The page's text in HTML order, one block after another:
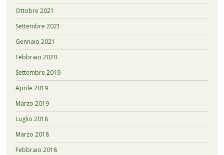
Ottobre 2021
Settembre 2021
Gennaio 2021
Febbraio 2020
Settembre 2019
Aprile 2019
Marzo 2019
Luglio 2018
Marzo 2018
Febbraio 2018